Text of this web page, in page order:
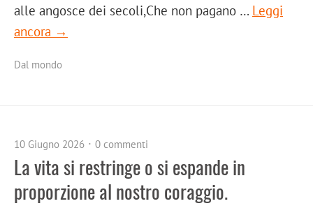
alle angosce dei secoli,Che non pagano … Leggi
ancora →
Dal mondo
10 Giugno 2026 0 commenti
La vita si restringe o si espande in
proporzione al nostro coraggio.